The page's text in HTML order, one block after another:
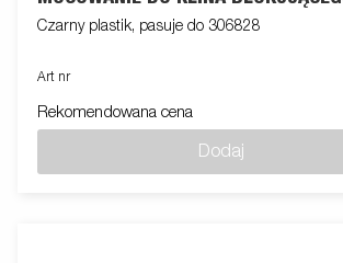
Czarny plastik, pasuje do 306828
Art nr
Rekomendowana cena
Dodaj